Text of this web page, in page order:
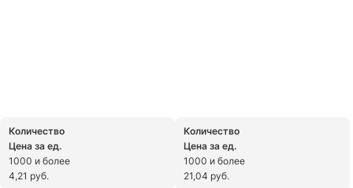
Количество
Цена за ед.
1000 и более
4,21 руб.
Количество
Цена за ед.
1000 и более
21,04 руб.